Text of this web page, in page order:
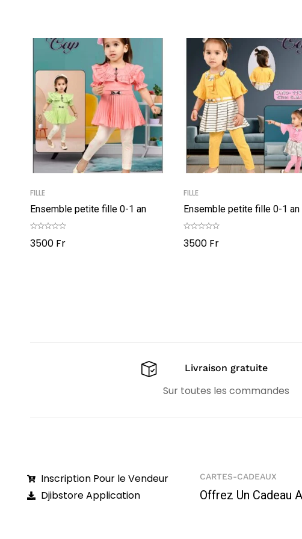
FILLE
Ensemble petite fille 0-1 an
3500 Fr
FILLE
Ensemble petite fille 0-1 an
3500 Fr
Livraison gratuite
Sur toutes les commandes
Inscription Pour le Vendeur
Djibstore Application
CARTES-CADEAUX
Offrez Un Cadeau